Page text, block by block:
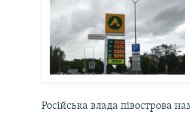
Російська влада півострова